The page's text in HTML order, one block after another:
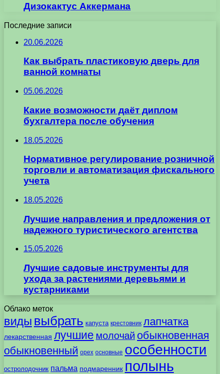
Дизокактус Аккермана
Последние записи
20.06.2026
Как выбрать пластиковую дверь для
ванной комнаты
05.06.2026
Какие возможности даёт диплом
бухгалтера после обучения
18.05.2026
Нормативное регулирование розничной
торговли и автоматизация фискального
учета
18.05.2026
Лучшие направления и предложения от
надежного туристического агентства
15.05.2026
Лучшие садовые инструменты для
ухода за растениями деревьями и
кустарниками
Облако меток
виды выбрать капуста крестовник лапчатка
лекарственная лучшие молочай обыкновенная
обыкновенный орех основные особенности
остролодочник пальма подмаренник полынь